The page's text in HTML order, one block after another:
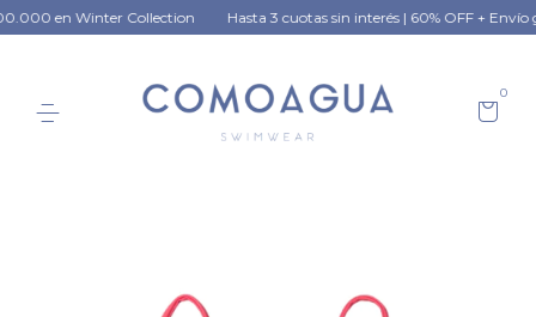
en Winter Collection Hasta 3 cuotas sin interés | 60% OFF + Envío
0